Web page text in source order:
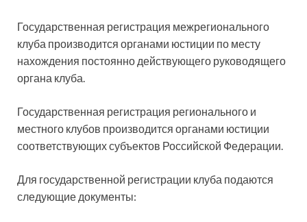
Государственная регистрация межрегионального
клуба производится органами юстиции по месту
нахождения постоянно действующего руководящего
органа клуба.
Государственная регистрация регионального и
местного клубов производится органами юстиции
соответствующих субъектов Российской Федерации.
Для государственной регистрации клуба подаются
следующие документы: